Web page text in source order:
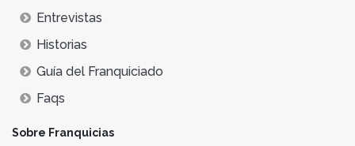
Entrevistas
Historias
Guía del Franquiciado
Faqs
Sobre Franquicias